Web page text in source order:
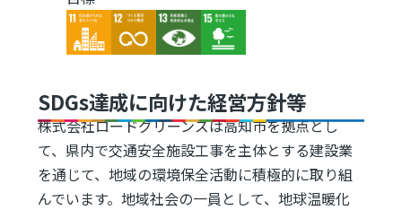
Image Image Image Image
SDGs達成に向けた経営方針等
株式会社ロードグリーンズは高知市を拠点とし
て、県内で交通安全施設工事を主体とする建設業
を通じて、地域の環境保全活動に積極的に取り組
んでいます。地域社会の一員として、地球温暖化